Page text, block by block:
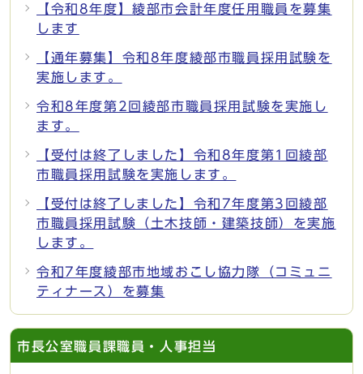
【令和8年度】綾部市会計年度任用職員を募集
します
【通年募集】令和8年度綾部市職員採用試験を
実施します。
令和8年度第2回綾部市職員採用試験を実施し
ます。
【受付は終了しました】令和8年度第1回綾部
市職員採用試験を実施します。
【受付は終了しました】令和7年度第3回綾部
市職員採用試験（土木技師・建築技師）を実施
します。
令和7年度綾部市地域おこし協力隊（コミュニ
ティナース）を募集
市長公室職員課職員・人事担当